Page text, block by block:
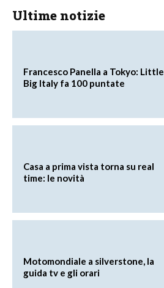
Ultime notizie
Francesco Panella a Tokyo: Little
Big Italy fa 100 puntate
Casa a prima vista torna su real
time: le novità
Motomondiale a silverstone, la
guida tv e gli orari